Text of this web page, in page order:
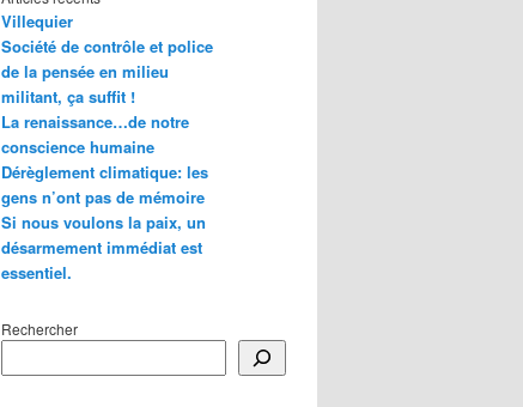
Villequier
Société de contrôle et police
de la pensée en milieu
militant, ça suffit !
La renaissance…de notre
conscience humaine
Dérèglement climatique: les
gens n’ont pas de mémoire
Si nous voulons la paix, un
désarmement immédiat est
essentiel.
Rechercher